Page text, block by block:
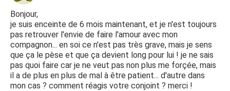
Bonjour,
je suis enceinte de 6 mois maintenant, et je n'est toujours
pas retrouver l'envie de faire l'amour avec mon
compagnon... en soi ce n'est pas très grave, mais je sens
que ça le pèse et que ça devient long pour lui ! je ne sais
pas quoi faire car je ne veut pas non plus me forçée, mais
il a de plus en plus de mal à être patient... d'autre dans
mon cas ? comment réagis votre conjoint ? merci !